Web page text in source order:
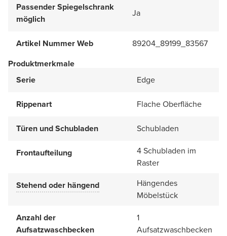
Passender Spiegelschrank
möglich
Ja
Artikel Nummer Web
89204_89199_83567
Produktmerkmale
Serie
Edge
Rippenart Flache Oberfläche
Türen und Schubladen Schubladen
Frontaufteilung
4 Schubladen im
Raster
Stehend oder hängend
Hängendes
Möbelstück
Anzahl der
Aufsatzwaschbecken
1
Aufsatzwaschbecken